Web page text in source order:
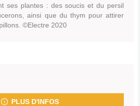
ses plantes : des soucis et du persil
ainsi que du thym pour attirer
©Electre 2020
PLUS D'INFOS